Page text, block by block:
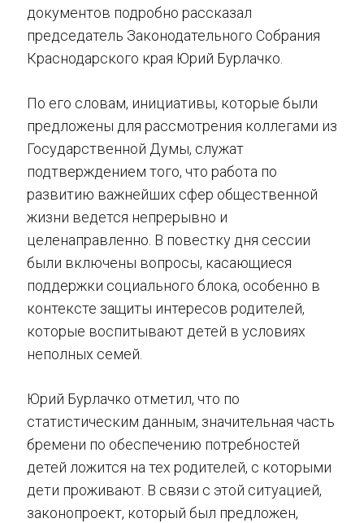
документов подробно рассказал
председатель Законодательного Собрания
Краснодарского края Юрий Бурлачко.
По его словам, инициативы, которые были
предложены для рассмотрения коллегами из
Государственной Думы, служат
подтверждением того, что работа по
развитию важнейших сфер общественной
жизни ведется непрерывно и
целенаправленно. В повестку дня сессии
были включены вопросы, касающиеся
поддержки социального блока, особенно в
контексте защиты интересов родителей,
которые воспитывают детей в условиях
неполных семей.
Юрий Бурлачко отметил, что по
статистическим данным, значительная часть
бремени по обеспечению потребностей
детей ложится на тех родителей, с которыми
дети проживают. В связи с этой ситуацией,
законопроект, который был предложен,